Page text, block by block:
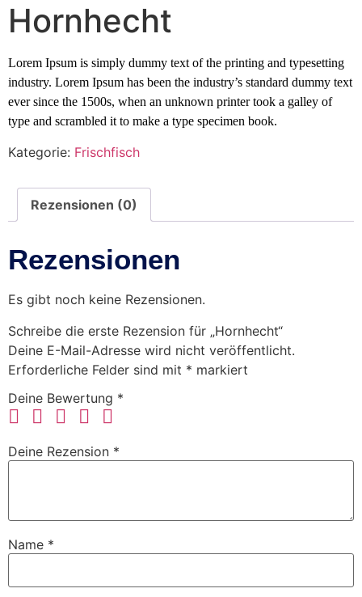
Hornhecht
Lorem Ipsum is simply dummy text of the printing and typesetting
industry. Lorem Ipsum has been the industry’s standard dummy text
ever since the 1500s, when an unknown printer took a galley of
type and scrambled it to make a type specimen book.
Kategorie: Frischfisch
Rezensionen (0)
Rezensionen
Es gibt noch keine Rezensionen.
Schreibe die erste Rezension für „Hornhecht“
Deine E-Mail-Adresse wird nicht veröffentlicht.
Erforderliche Felder sind mit * markiert
Deine Bewertung *
Deine Rezension *
Name *